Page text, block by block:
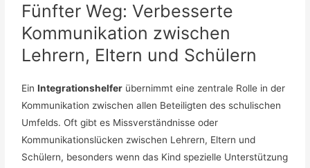
Fünfter Weg: Verbesserte
Kommunikation zwischen
Lehrern, Eltern und Schülern
EinIntegrationshelfer übernimmt eine zentrale Rolle in der
Kommunikation zwischen allen Beteiligten des schulischen
Umfelds. Oft gibt es Missverständnisse oder
Kommunikationslücken zwischen Lehrern, Eltern und
Schülern, besonders wenn das Kind spezielle Unterstützung